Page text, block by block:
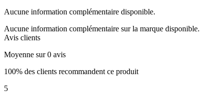
Aucune information complémentaire disponible.
Aucune information complémentaire sur la marque disponible.
Avis clients
Moyenne sur 0 avis
100% des clients recommandent ce produit
5